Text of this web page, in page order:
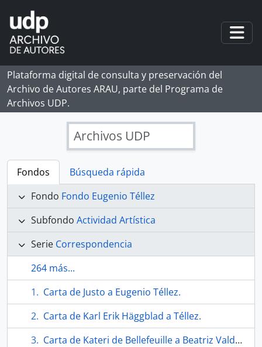
Skip to main content
Plataforma digital de consulta y preservación del
Archivo de Autores ARAU, parte del Programa de
Archivos UDP.
Archivos UDP
Fondos
Búsqueda rápida
Fondo Fondo Eugenio Téllez
Subfondo Actividad Artística
Serie Correspondencia
264 más...
Carta de Justo a Eugenio Téllez.
Carta de Karl Erik Häggblad a Téllez.
Carta de Kateri de Bellefeuille a Beatriz Valdebenito.